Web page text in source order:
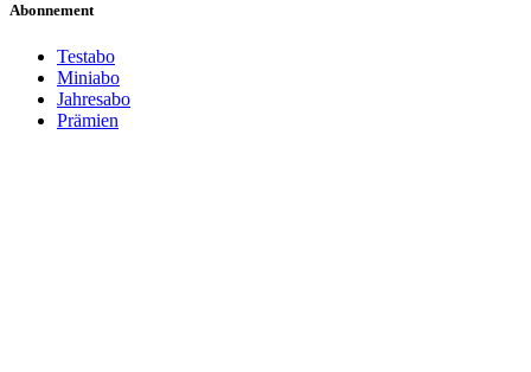
Abonnement
Testabo
Miniabo
Jahresabo
Prämien